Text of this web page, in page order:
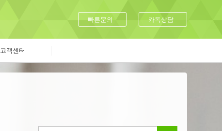
빠른문의 카톡상담
고객센터